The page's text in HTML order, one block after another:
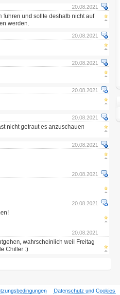
20.08.2021
führen und sollte deshalb nicht auf
werden.
20.08.2021
20.08.2021
20.08.2021
20.08.2021
nicht getraut es anzuschauen
20.08.2021
20.08.2021
20.08.2021
20.08.2021
wahrscheinlich weil Freitag
Chiller :)
Datenschutz und Cookies